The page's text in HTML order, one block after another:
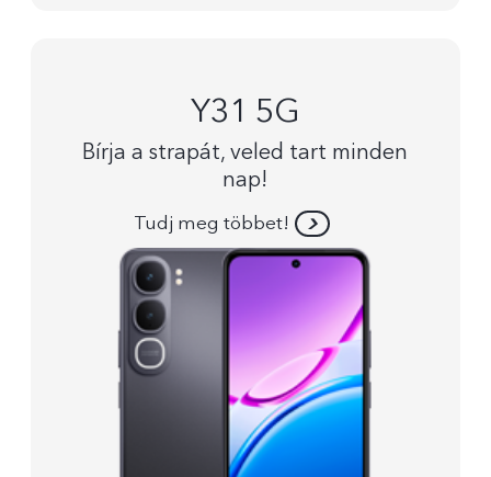
Y31 5G
Bírja a strapát, veled tart minden
nap!
Tudj meg többet!